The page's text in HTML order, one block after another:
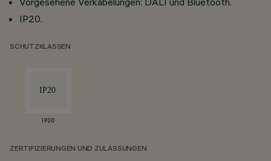
IP20.
SCHUTZKLASSEN
IP20
ZERTIFIZIERUNGEN UND ZULASSUNGEN